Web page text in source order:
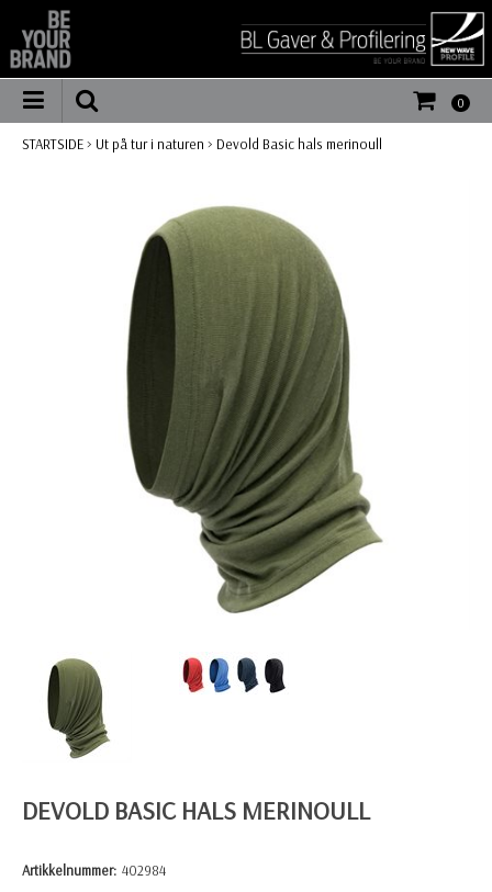
0
STARTSIDE> Ut på tur i naturen > Devold Basic hals merinoull
DEVOLD BASIC HALS MERINOULL
Artikkelnummer: 402984